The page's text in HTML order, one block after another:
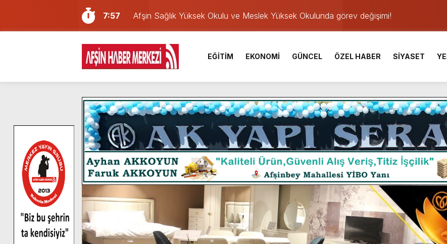
7:57
Afşin Sağlık Yüksek Okulu ve Meslek Yüksek Okulunda görev değişimi!
6:31
Onikişubat Belediyesi’nin Üniversite Hazırlık Kursu başvurularında son gün 7 Ağustos.
16:10
Uluslararası Bisiklet Yarışması’nda En Zorlu Etap Tamamlandı.
13:27
NOTER ONAYLI TYP LİSTESİ YAYINLANDI.
11:22
KAFUM Fuar Alanı Bulut ve Yavuz’un Ezgileriyle Şenlendi.
8:06
Afşinli bir hemşehrimizin de olduğu Filistin Konvoyu, güçlenerek ilerliyor.
14:05
Madrigal, Perşembe Günü KAFUM’da Sahne Alacak.
7:39
KEDİNİZ Mİ VAR?
7:27
Cumhurbaşkanı Erdoğan, Ayser Çalık Ortaokulu Şehitlerinin Aileleriyle Bir Araya Geldi.
8:58
GÖZYAŞI RAHMETTİR
EĞİTİM EKONOMİ GÜNCEL ÖZEL HABER SİYASET